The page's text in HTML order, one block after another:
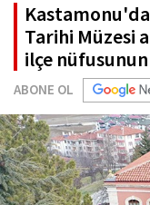
Tarihi Müzesi
ilçe
ABONE OL